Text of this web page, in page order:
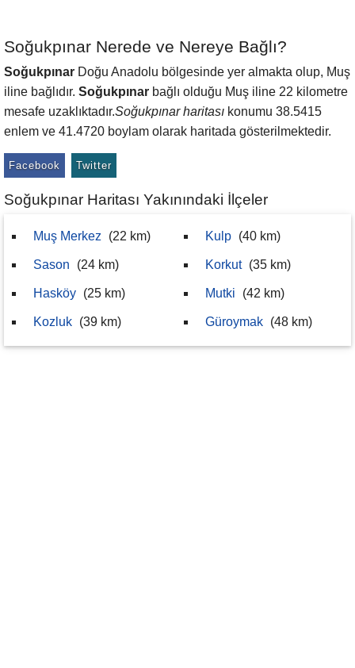
Soğukpınar Nerede ve Nereye Bağlı?
Soğukpınar Doğu Anadolu bölgesinde yer almakta olup, Muş
iline bağlıdır. Soğukpınar bağlı olduğu Muş iline 22 kilometre
mesafe uzaklıktadır.Soğukpınar haritası konumu 38.5415
enlem ve 41.4720 boylam olarak haritada gösterilmektedir.
Facebook Twitter
Soğukpınar Haritası Yakınındaki İlçeler
Muş Merkez (22 km)
Sason (24 km)
Hasköy (25 km)
Kozluk (39 km)
Kulp (40 km)
Korkut (35 km)
Mutki (42 km)
Güroymak (48 km)